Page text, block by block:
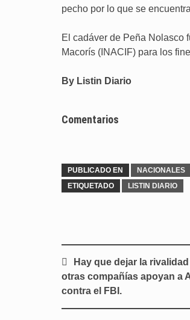
pecho por lo que se
El cadáver de Peña Nolasco
Macorís (INACIF) para los
By Listin Diario
Comentarios
PUBLICADO EN
NACIONALES
ETIQUETADO
LISTIN DIARIO
Navegación
de
entradas
Hay que dejar la
otras compañías apoyan a
contra el FBI.